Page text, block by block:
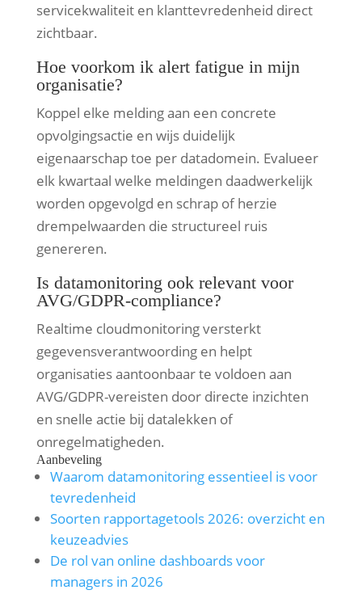
servicekwaliteit en klanttevredenheid direct
zichtbaar.
Hoe voorkom ik alert fatigue in mijn
organisatie?
Koppel elke melding aan een concrete
opvolgingsactie en wijs duidelijk
eigenaarschap toe per datadomein. Evalueer
elk kwartaal welke meldingen daadwerkelijk
worden opgevolgd en schrap of herzie
drempelwaarden die structureel ruis
genereren.
Is datamonitoring ook relevant voor
AVG/GDPR-compliance?
Realtime cloudmonitoring versterkt
gegevensverantwoording en helpt
organisaties aantoonbaar te voldoen aan
AVG/GDPR-vereisten door directe inzichten
en snelle actie bij datalekken of
onregelmatigheden.
Aanbeveling
Waarom datamonitoring essentieel is voor
tevredenheid
Soorten rapportagetools 2026: overzicht en
keuzeadvies
De rol van online dashboards voor
managers in 2026